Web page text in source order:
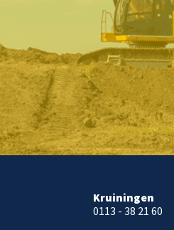
Kruiningen
0113 - 38 21 60